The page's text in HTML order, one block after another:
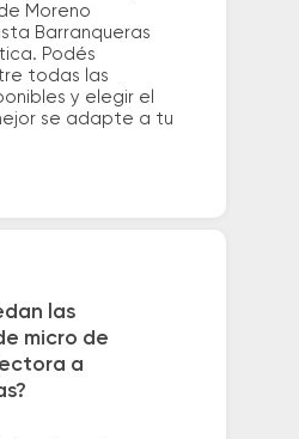
Moreno
Barranqueras
Podés
todas las
y elegir el
se adapte a tu
las
micro de
a